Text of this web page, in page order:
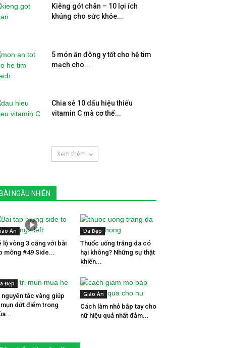
Kiễng gót chân – 10 lợi ích
khủng cho sức khỏe...
5 món ăn đông y tốt cho hệ tim
mạch cho...
Chia sẻ 10 dấu hiệu thiếu
vitamin C mà cơ thể...
Xem thêm
BÀI NGẪU NHIÊN
Án
lộ vòng 3 căng với bài
mông #49 Side...
Da Đẹp
Thuốc uống trắng da có
hại không? Những sự thật
khiến...
Đẹp
nguyên tắc vàng giúp
dứt điểm trong
Giáo Án
Cách làm nhỏ bắp tay cho
nữ hiệu quả nhất đảm...